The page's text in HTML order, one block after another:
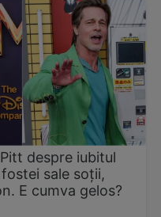
despre iubitul
sale soții,
E cumva gelos?